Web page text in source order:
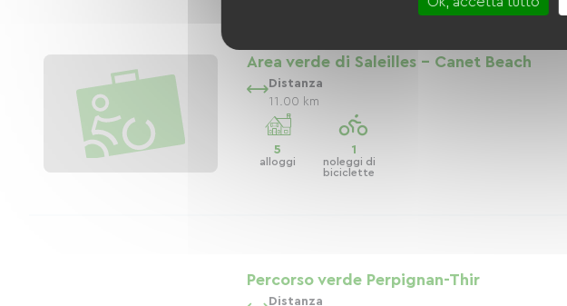
Area verde di Saleilles - Canet Beach
Distanza
11.00 km
5
alloggi
1
noleggi di
biciclette
Percorso verde Perpignan-Thir
Distanza